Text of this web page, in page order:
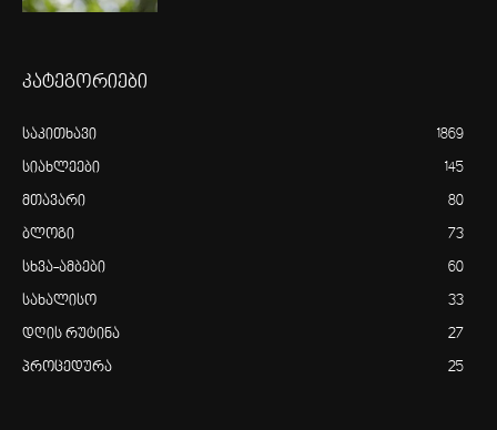
კატეგორიები
საკითხავი 1869
სიახლეები 145
მთავარი 80
ბლოგი 73
სხვა-ამბები 60
სახალისო 33
დღის რუტინა 27
პროცედურა 25